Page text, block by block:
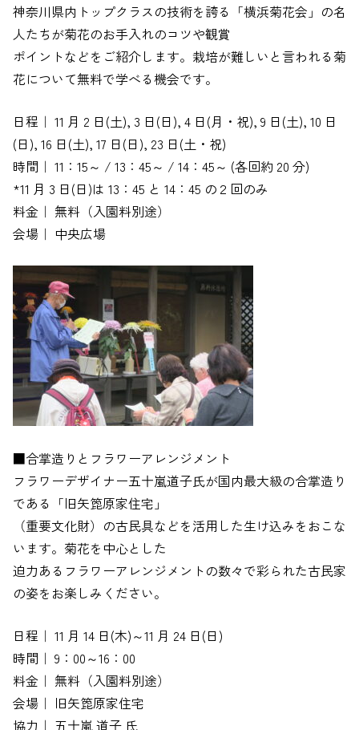
神奈川県内トップクラスの技術を誇る「横浜菊花会」の名
人たちが菊花のお手入れのコツや観賞
ポイントなどをご紹介します。栽培が難しいと言われる菊
花について無料で学べる機会です。
日程｜ 11 月 2 日(土), 3 日(日), 4 日(月・祝), 9 日(土), 10 日
(日), 16 日(土), 17 日(日), 23 日(土・祝)
時間｜ 11：15～ / 13：45～ / 14：45～ (各回約 20 分)
*11 月 3 日(日)は 13：45 と 14：45 の２回のみ
料金｜ 無料（入園料別途）
会場｜ 中央広場
■合掌造りとフラワーアレンジメント
フラワーデザイナー五十嵐道子氏が国内最大級の合掌造り
である「旧矢箆原家住宅」
（重要文化財）の古民具などを活用した生け込みをおこな
います。菊花を中心とした
迫力あるフラワーアレンジメントの数々で彩られた古民家
の姿をお楽しみください。
日程｜ 11 月 14 日(木)～11 月 24 日(日)
時間｜ 9：00～16：00
料金｜ 無料（入園料別途）
会場｜ 旧矢箆原家住宅
協力｜ 五十嵐 道子 氏